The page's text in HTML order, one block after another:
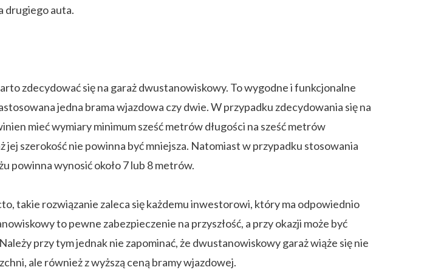
drugiego auta.
zdecydować się na garaż dwustanowiskowy. To wygodne i funkcjonalne
jedna brama wjazdowa czy dwie. W przypadku zdecydowania się na
mieć wymiary minimum sześć metrów długości na sześć metrów
szerokość nie powinna być mniejsza. Natomiast w przypadku stosowania
powinna wynosić około 7 lub 8 metrów.
takie rozwiązanie zaleca się każdemu inwestorowi, który ma odpowiednio
to pewne zabezpieczenie na przyszłość, a przy okazji może być
przy tym jednak nie zapominać, że dwustanowiskowy garaż wiąże się nie
ale również z wyższą ceną bramy wjazdowej.